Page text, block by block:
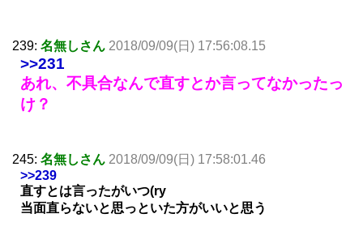
239: 名無しさん 2018/09/09(日) 17:56:08.15
>>231
あれ、不具合なんで直すとか言ってなかったっ
け？
245: 名無しさん 2018/09/09(日) 17:58:01.46
>>239
直すとは言ったがいつ(ry
当面直らないと思っといた方がいいと思う